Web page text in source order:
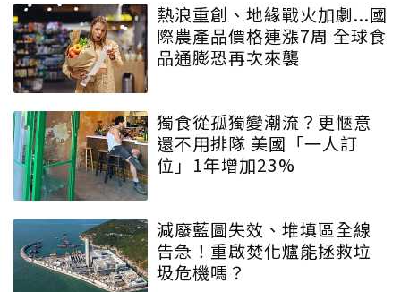
熱浪重創、地緣戰火加劇...國
際農產品價格連漲7周 全球食
品通膨恐再次來襲
獨食從孤獨變潮流？更愜意
還不用排隊 美國「一人訂
位」1年增加23%
減廢藍圖失效、堆填區全線
告急！重啟焚化爐能拯救垃
圾危機嗎？